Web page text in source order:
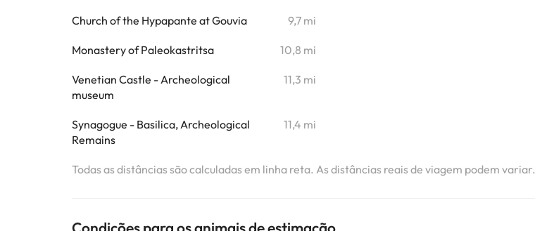
Church of the Hypapante at Gouvia 9,7 mi
Monastery of Paleokastritsa 10,8 mi
Venetian Castle - Archeological
museum
11,3 mi
Synagogue - Basilica, Archeological
Remains
11,4 mi
Todas as distâncias são calculadas em linha reta. As distâncias reais de viagem podem variar.